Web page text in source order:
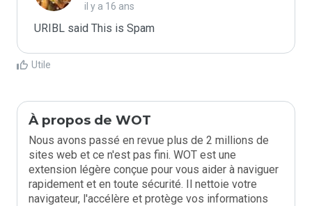
il y a 16 ans
URIBL said This is Spam
Utile
À propos de WOT
Nous avons passé en revue plus de 2 millions de
sites web et ce n'est pas fini. WOT est une
extension légère conçue pour vous aider à naviguer
rapidement et en toute sécurité. Il nettoie votre
navigateur, l'accélère et protège vos informations